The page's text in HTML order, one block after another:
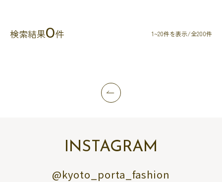
検索結果0件 1~20件を表示/全200件
INSTAGRAM
@kyoto_porta_fashion